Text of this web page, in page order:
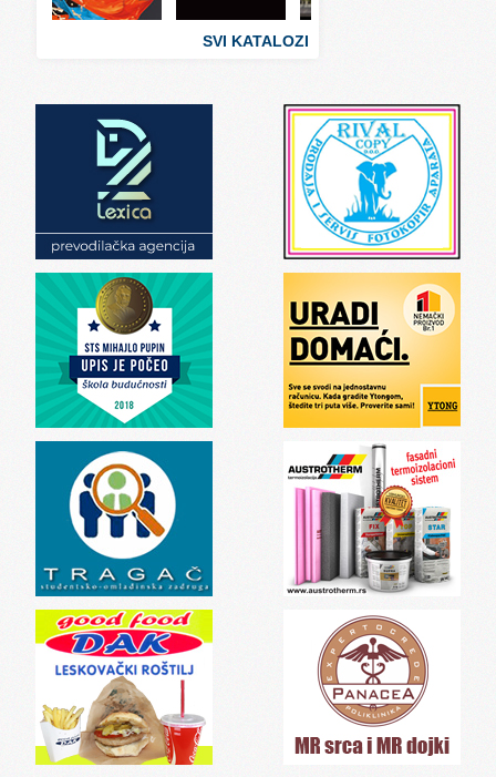
Svet zdravlja
SVI KATALOZI